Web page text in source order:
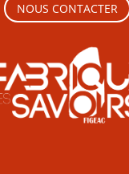
NOUS CONTACTER